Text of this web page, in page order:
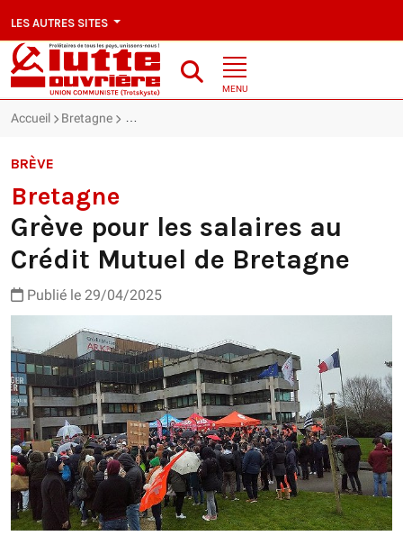
LES AUTRES SITES
MENU
Accueil Bretagne Bretagne : Grève pour les salaires au Crédit
BRÈVE
Bretagne
Grève pour les salaires au
Crédit Mutuel de Bretagne
Publié le 29/04/2025